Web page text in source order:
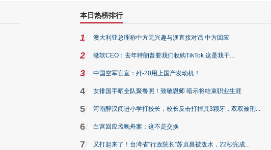
本日热榜排行
1 澳大利亚总理称中方无兴趣与澳直接对话 中方回应
2 微软CEO：去年特朗普要我们收购TikTok 这是我干...
3 中国空军官宣：歼-20用上国产发动机！
4 女排国手晒全队聚餐照！致敬恩师 暗示将结束职业生涯
5 河南醉汉闯进小学打校长，校长反击打掉其3颗牙，双双被刑...
6 白宫回应孟晚舟案：这不是交换
7 又打起来了！台湾省“行政院长”苏贞昌被泼水，22秒完成...